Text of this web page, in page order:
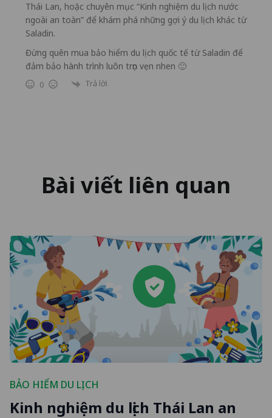
Thái Lan, hoặc chuyên mục “Kinh nghiệm du lịch nước
ngoài an toàn” để khám phá những gợi ý du lịch khác từ
Saladin.
Đừng quên mua bảo hiểm du lịch quốc tế từ Saladin để
đảm bảo hành trình luôn trọn vẹn nhen 🙂
0 Trả lời
Bài viết liên quan
BẢO HIỂM DU LỊCH
Kinh nghiệm du lịch Thái Lan an